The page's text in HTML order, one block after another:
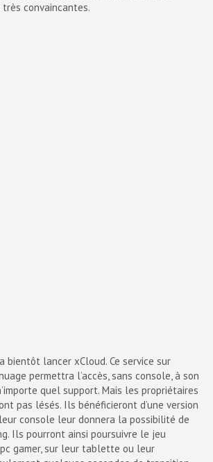
convaincantes.
bientôt lancer xCloud. Ce service sur
permettra l’accès, sans console, à son
quel support. Mais les propriétaires
pas lésés. Ils bénéficieront d’une version
console leur donnera la possibilité de
Ils pourront ainsi poursuivre le jeu
gamer, sur leur tablette ou leur